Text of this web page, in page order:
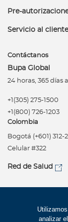
analizar
Pre-
Servicio al cliente
Contáctanos
Bupa Global
24 horas, 365 días
+1(305) 275-1500
+1(800) 726-1203
Colombia
Bogotá (+601) 312-
Celular #322
Red de Salud
Política de